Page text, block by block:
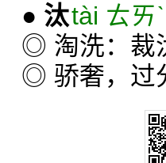
● 汰tài ㄊㄞˋ
◎ 淘洗：裁
◎ 骄奢，过